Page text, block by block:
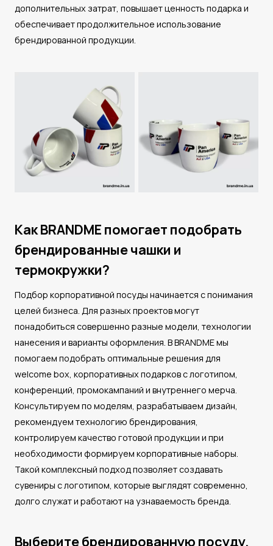
дополнительных затрат, повышает ценность подарка и
обеспечивает продолжительное использование
брендированной продукции.
Как BRANDME помогает подобрать
брендированные чашки и
термокружки?
Подбор корпоративной посуды начинается с понимания
целей бизнеса. Для разных проектов могут
понадобиться совершенно разные модели, технологии
нанесения и варианты оформления. В BRANDME мы
помогаем подобрать оптимальные решения для
welcome box, корпоративных подарков с логотипом,
конференций, промокампаний и внутреннего мерча.
Консультируем по моделям, разрабатываем дизайн,
рекомендуем технологию брендирования,
контролируем качество готовой продукции и при
необходимости формируем корпоративные наборы.
Такой комплексный подход позволяет создавать
сувениры с логотипом, которые выглядят современно,
долго служат и работают на узнаваемость бренда.
Выберите брендированную посуду,